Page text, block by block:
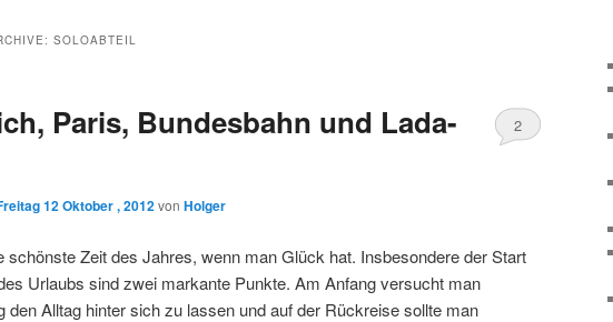
SOLOABTEIL
Paris, Bundesbahn und Lada-
12 Oktober , 2012von Holger
2
schönste Zeit des Jahres, wenn man Glück hat. Insbesondere der Start
Urlaubs sind zwei markante Punkte. Am Anfang versucht man
den Alltag hinter sich zu lassen und auf der Rückreise sollte man